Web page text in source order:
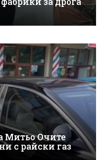
Митьо Очите
с райски газ